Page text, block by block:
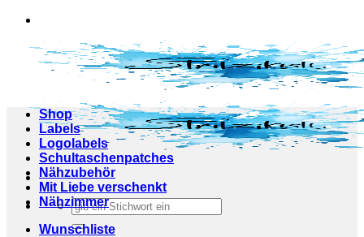
Zum
springen
Suchen
nach:
Shop
Labels
Logolabels
Schultaschenpatches
Nähzubehör
Mit Liebe verschenkt
Nähzimmer
Wunschliste